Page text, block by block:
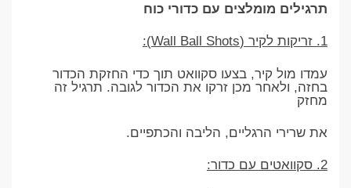
תרגילים מומלצים עם כדורי כוח
1. זריקות לקיר (Wall Ball Shots):
עמדו מול קיר, בצעו סקוואט תוך כדי החזקת הכדור
בחזה, ולאחר מכן זרקו את הכדור לגובה. תרגיל זה
מחזק
את שרירי הרגליים, הליבה והכתפיים.
2. סקוואטים עם כדור: